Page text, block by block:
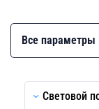
Все параметры
Световой